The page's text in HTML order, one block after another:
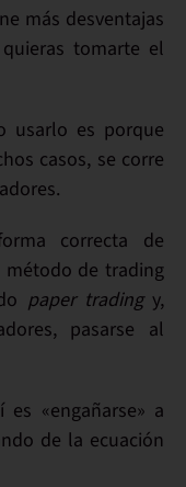
más desventajas
tomarte el
usarlo es porque
casos, se corre
correcta de
método de trading
paper trading y,
, pasarse al
es «engañarse» a
de la ecuación